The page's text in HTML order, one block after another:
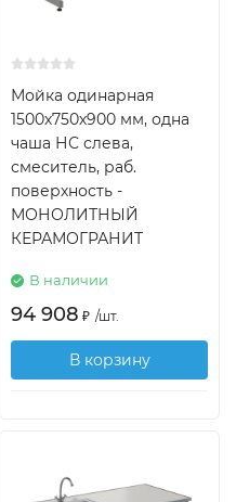
Мойка одинарная
1500х750х900 мм, одна
чаша НС слева,
смеситель, раб.
поверхность -
МОНОЛИТНЫЙ
КЕРАМОГРАНИТ
В наличии
94 908 ₽ /шт.
В корзину